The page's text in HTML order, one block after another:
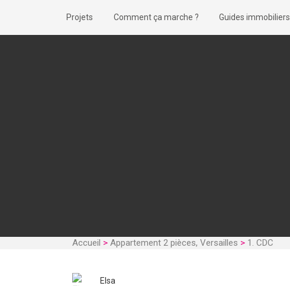
Projets Comment ça marche ? Guides immobiliers
Accueil > Appartement 2 pièces, Versailles > 1. CDC
Elsa